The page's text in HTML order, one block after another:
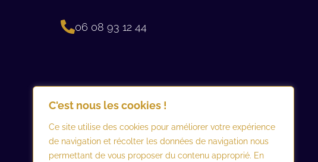
C'est nous les cookies !
Ce site utilise des cookies pour améliorer votre expérience
de navigation et récolter les données de navigation nous
permettant de vous proposer du contenu approprié. En
06 08 93 12 44 ​